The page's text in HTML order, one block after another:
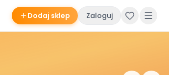
Dodaj sklep Zaloguj